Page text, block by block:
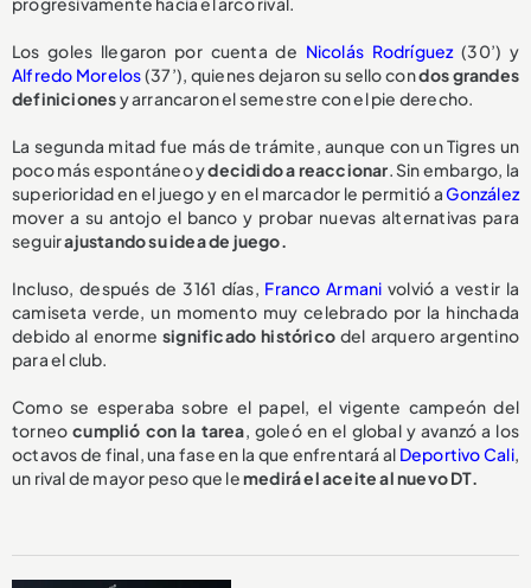
Los goles llegaron por cuenta de Nicolás Rodríguez (30’) y
Alfredo Morelos(37’), quienes dejaron su sello condos grandes
definicionesy arrancaron el semestre con el pie derecho.
La segunda mitad fue más de trámite, aunque con un Tigres un
poco más espontáneo ydecidido a reaccionar. Sin embargo, la
superioridad en el juego y en el marcador le permitió aGonzález
mover a su antojo el banco y probar nuevas alternativas para
seguirajustando su idea de juego.
Incluso, después de 3161 días, Franco Armanivolvió a vestir la
camiseta verde, un momento muy celebrado por la hinchada
debido al enorme significado histórico del arquero argentino
para el club.
Como se esperaba sobre el papel, el vigente campeón del
torneocumplió con la tarea, goleó en el global y avanzó a los
octavos de final, una fase en la que enfrentará al Deportivo Cali,
un rival de mayor peso que lemedirá el aceite al nuevo DT.